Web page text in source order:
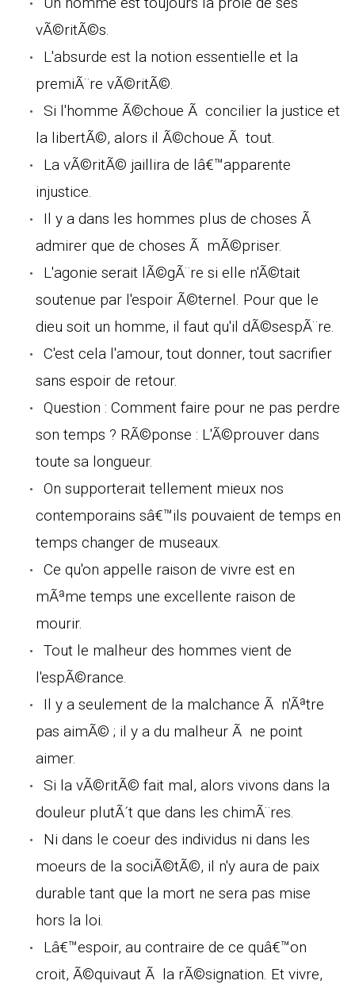
vÃ©ritÃ©s.
L'absurde est la notion essentielle et la
premiÃ¨re vÃ©ritÃ©.
Si l'homme Ã©choue Ã concilier la justice et
la libertÃ©, alors il Ã©choue Ã tout.
La vÃ©ritÃ© jaillira de lâ€™apparente
injustice.
Il y a dans les hommes plus de choses Ã
admirer que de choses Ã mÃ©priser.
L'agonie serait lÃ©gÃ¨re si elle n'Ã©tait
soutenue par l'espoir Ã©ternel. Pour que le
dieu soit un homme, il faut qu'il dÃ©sespÃ¨re.
C'est cela l'amour, tout donner, tout sacrifier
sans espoir de retour.
Question : Comment faire pour ne pas perdre
son temps ? RÃ©ponse : L'Ã©prouver dans
toute sa longueur.
On supporterait tellement mieux nos
contemporains sâ€™ils pouvaient de temps en
temps changer de museaux.
Ce qu'on appelle raison de vivre est en
mÃªme temps une excellente raison de
mourir.
Tout le malheur des hommes vient de
l'espÃ©rance.
Il y a seulement de la malchance Ã n'Ãªtre
pas aimÃ© ; il y a du malheur Ã ne point
aimer.
Si la vÃ©ritÃ© fait mal, alors vivons dans la
douleur plutÃ´t que dans les chimÃ¨res.
Ni dans le coeur des individus ni dans les
moeurs de la sociÃ©tÃ©, il n'y aura de paix
durable tant que la mort ne sera pas mise
hors la loi.
Lâ€™espoir, au contraire de ce quâ€™on
croit, Ã©quivaut Ã la rÃ©signation. Et vivre,